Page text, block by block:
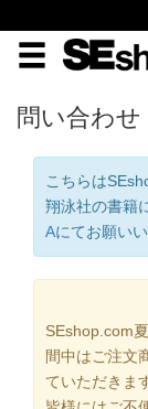
問い合わせ
こちらは
翔泳社の書籍
Aにてお願いい
SEshop.com
間中はご注文
ていただきま